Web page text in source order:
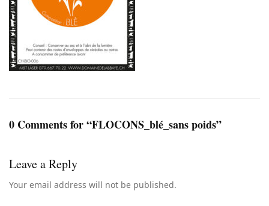
0 Comments for “FLOCONS_blé_sans poids”
Leave a Reply
Your email address will not be published.